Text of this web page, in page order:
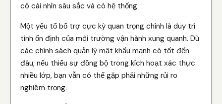
có cái nhìn sâu sắc và có hệ thống.
Một yếu tố bổ trợ cực kỳ quan trọng chính là duy trì
tính ổn định của môi trường vận hành xung quanh. Dù
các chính sách quản lý mật khẩu mạnh có tốt đến
đâu, nếu thiếu sự đồng bộ trong kích hoạt xác thực
nhiều lớp, bạn vẫn có thể gặp phải những rủi ro
nghiêm trọng.